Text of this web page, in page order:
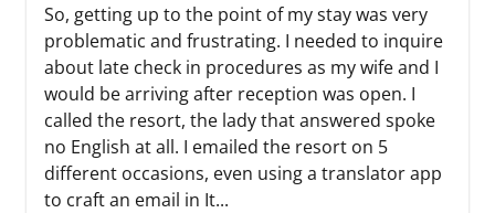
So, getting up to the point of my stay was very
problematic and frustrating. I needed to inquire
about late check in procedures as my wife and I
would be arriving after reception was open. I
called the resort, the lady that answered spoke
no English at all. I emailed the resort on 5
different occasions, even using a translator app
to craft an email in It...